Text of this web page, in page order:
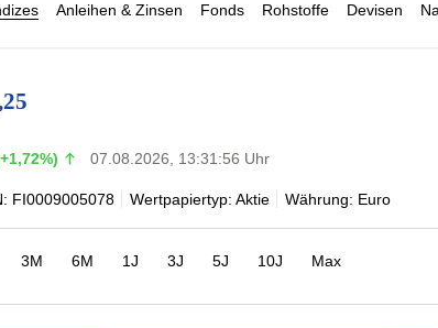
Anleihen & Zinsen Fonds Rohstoffe Devisen
07.08.2026, 13:31:56 Uhr
FI0009005078 Wertpapiertyp: Aktie Währung: Euro
3M 6M 1J 3J 5J 10J Max